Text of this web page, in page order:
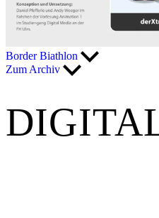
Border Biathlon
Zum Archiv